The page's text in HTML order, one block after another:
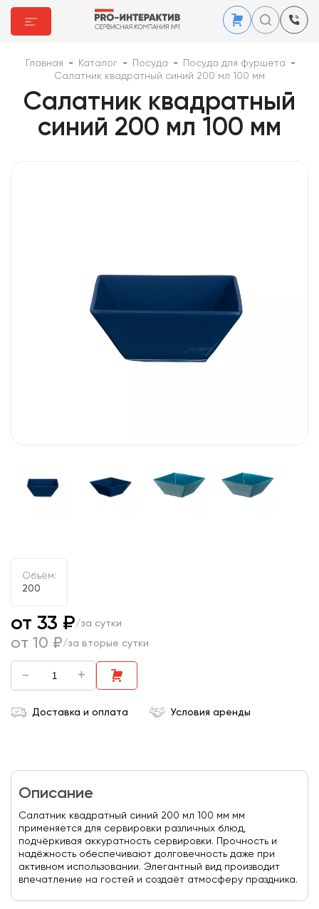
Главная - Каталог - Посуда - Посуда для фуршета
-
Салатник квадратный синий 200 мл 100 мм
Салатник квадратный
синий 200 мл 100 мм
Объём:
200
от 33 ₽/за сутки
от 10 ₽/за вторые сутки
- +
Доставка и оплата Условия аренды
Описание
Салатник квадратный синий 200 мл 100 мм мм
применяется для сервировки различных блюд,
подчёркивая аккуратность сервировки. Прочность и
надёжность обеспечивают долговечность даже при
активном использовании. Элегантный вид производит
впечатление на гостей и создаёт атмосферу праздника.